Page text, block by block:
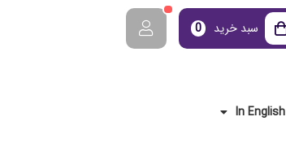
سبد خرید 0
In English